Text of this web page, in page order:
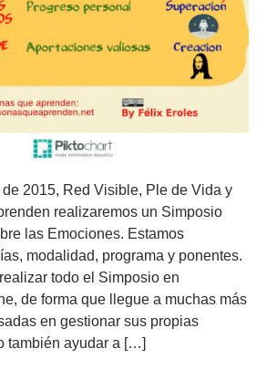
2015, Red Visible, Ple de Vida y
realizaremos un Simposio
las Emociones. Estamos
modalidad, programa y ponentes.
todo el Simposio en
de forma que llegue a muchas más
en gestionar sus propias
también ayudar a […]